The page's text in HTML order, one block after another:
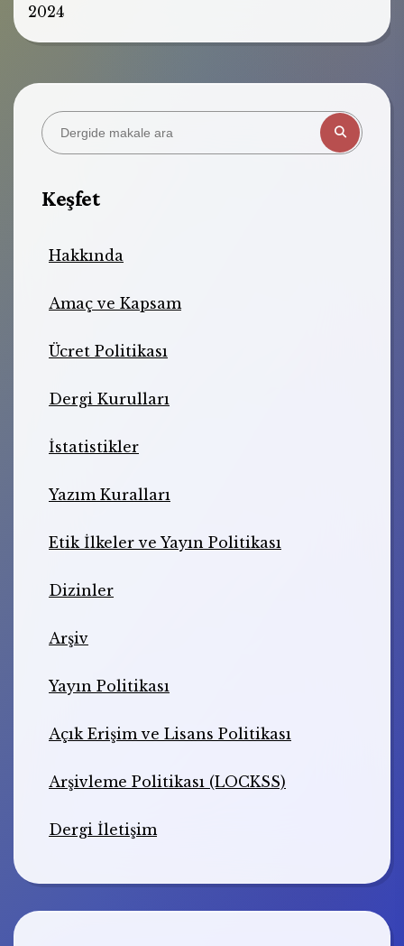
2024
Keşfet
Hakkında
Amaç ve Kapsam
Ücret Politikası
Dergi Kurulları
İstatistikler
Yazım Kuralları
Etik İlkeler ve Yayın Politikası
Dizinler
Arşiv
Yayın Politikası
Açık Erişim ve Lisans Politikası
Arşivleme Politikası (LOCKSS)
Dergi İletişim